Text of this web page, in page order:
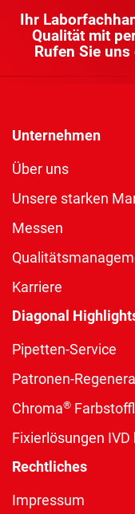
Ihr
Qualität mit
Rufen Sie uns
Unternehmen
Über uns
Unsere starken
Messen
Karriere
Diagonal
Pipetten-Service
Patronen-
Chroma®
Fixierlösungen
Rechtliches
Impressum